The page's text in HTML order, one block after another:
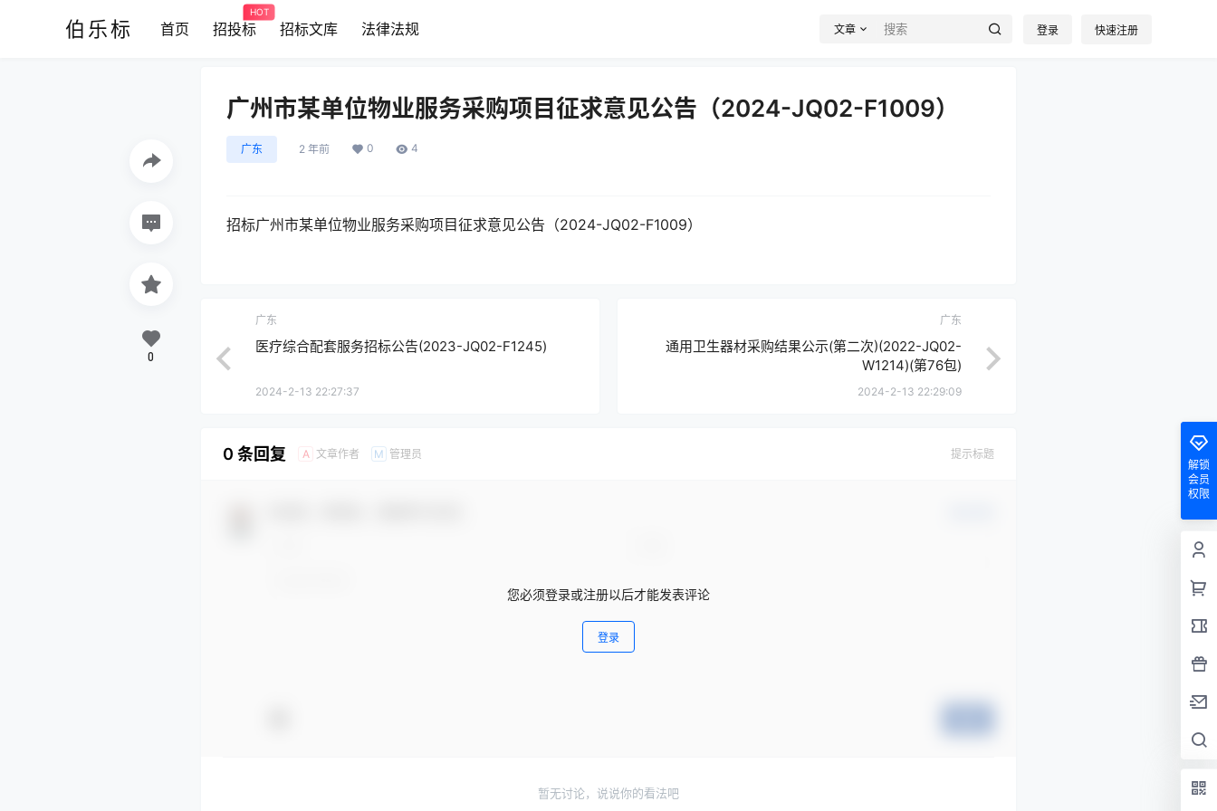
伯乐标 首页 招投标
HOT
招标文库 法律法规 文章 登录 快速注册
广州市某单位物业服务采购项目征求意见公告（2024-JQ02-F1009）
广东 2 年前 0 4
招标广州市某单位物业服务采购项目征求意见公告（2024-JQ02-F1009）
0
广东
医疗综合配套服务招标公告(2023-JQ02-F1245)
2024-2-13 22:27:37
广东
通用卫生器材采购结果公示(第二次)(2022-JQ02-
W1214)(第76包)
2024-2-13 22:29:09
0 条回复 A 文章作者 M 管理员 提示标题
您必须登录或注册以后才能发表评论
登录
暂无讨论，说说你的看法吧
解锁
会员
权限